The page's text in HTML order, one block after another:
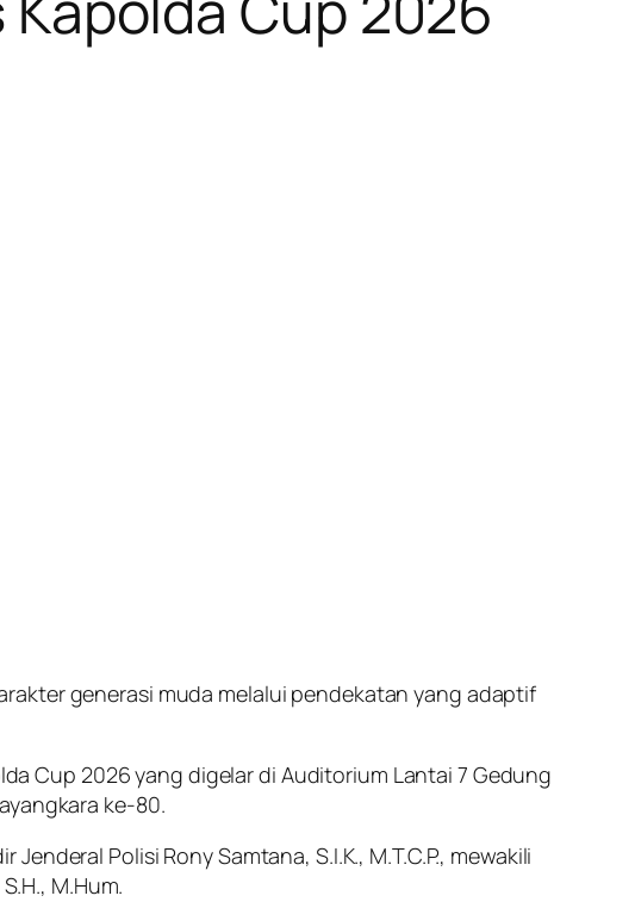
generasi muda melalui pendekatan yang adaptif
Cup 2026 yang digelar di Auditorium Lantai 7 Gedung
ke-80.
Polisi Rony Samtana, S.I.K., M.T.C.P., mewakili
M.Hum.